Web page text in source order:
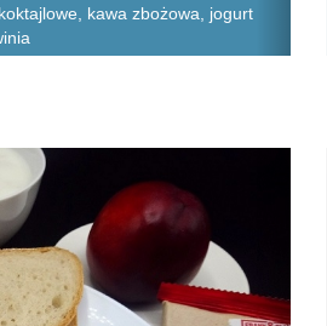
kawa zbożowa, jogurt